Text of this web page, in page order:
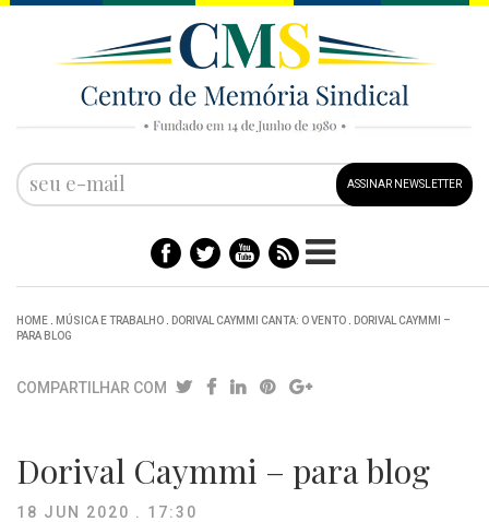
ASSINAR NEWSLETTER
HOME MÚSICA E TRABALHO DORIVAL CAYMMI CANTA: O VENTO
DORIVAL CAYMMI –
PARA BLOG
COMPARTILHAR COM
Dorival Caymmi – para blog
18 JUN 2020 . 17:30